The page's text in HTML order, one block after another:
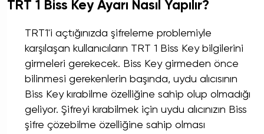
TRT 1 Biss Key Ayarı Nasıl Yapılır?
TRT1'i açtığınızda şifreleme problemiyle
karşılaşan kullanıcıların TRT 1 Biss Key bilgilerini
girmeleri gerekecek. Biss Key girmeden önce
bilinmesi gerekenlerin başında, uydu alıcısının
Biss Key kırabilme özelliğine sahip olup olmadığı
geliyor. Şifreyi kırabilmek için uydu alıcınızın Biss
şifre çözebilme özelliğine sahip olması